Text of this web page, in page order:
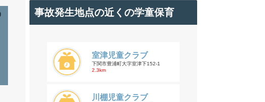
事故発生地点の近くの学童保育
室津児童クラブ
下関市豊浦町大字室津下152-1
2.3km
川棚児童クラブ